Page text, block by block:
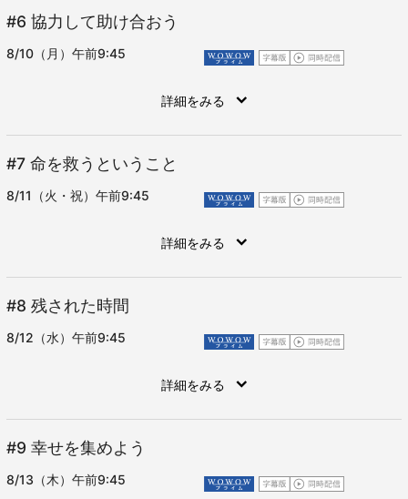
#6 協力して助け合おう
8/10（月）午前9:45
詳細をみる
#7 命を救うということ
8/11（火・祝）午前9:45
詳細をみる
#8 残された時間
8/12（水）午前9:45
詳細をみる
#9 幸せを集めよう
8/13（木）午前9:45